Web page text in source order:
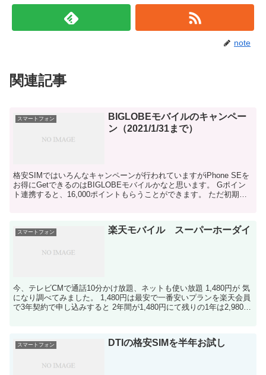
note
関連記事
スマートフォン
BIGLOBEモバイルのキャンペー
ン（2021/1/31まで）
格安SIMではいろんなキャンペーンが行われていますがiPhone SEを
お得にGetできるのはBIGLOBEモバイルかなと思います。 Gポイン
ト連携すると、16,000ポイントもらうことができます。 ただ初期費
スマートフォン 楽天モバイル スーパーホーダイ
今、テレビCMで通話10分かけ放題、ネットも使い放題 1,480円が 気
になり調べてみました。 1,480円は最安で一番安いプランを楽天会員
で3年契約で申し込みすると 2年間が1,480円にて残りの1年は2,980円
スマートフォン DTIの格安SIMを半年お試し